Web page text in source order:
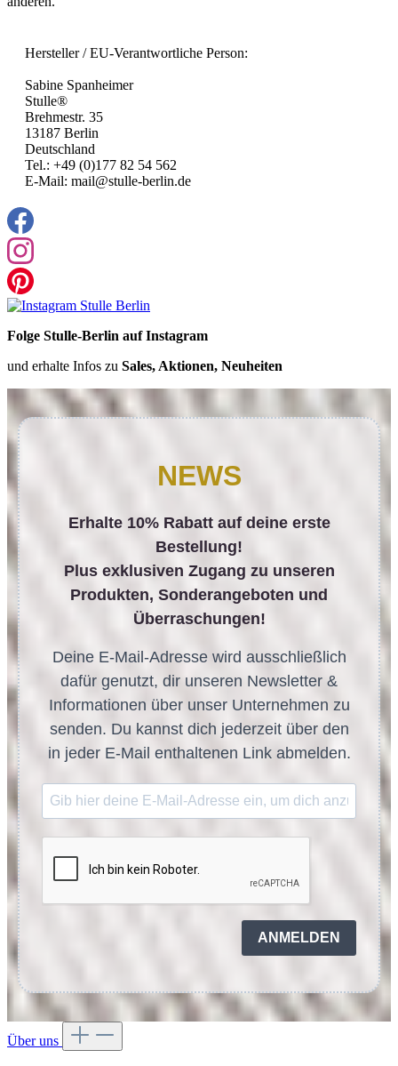
Hersteller / EU-Verantwortliche Person:
Sabine Spanheimer
Stulle®
Brehmestr. 35
13187 Berlin
Deutschland
Tel.: +49 (0)177 82 54 562
E-Mail: mail@stulle-berlin.de
Folge Stulle-Berlin auf Instagram
und erhalte Infos zu Sales, Aktionen, Neuheiten
NEWS
Erhalte 10% Rabatt auf deine erste
Bestellung!
Plus exklusiven Zugang zu unseren
Produkten, Sonderangeboten und
Überraschungen!
Deine E-Mail-Adresse wird ausschließlich
dafür genutzt, dir unseren Newsletter &
Informationen über unser Unternehmen zu
senden. Du kannst dich jederzeit über den
in jeder E-Mail enthaltenen Link abmelden.
ANMELDEN
Über uns